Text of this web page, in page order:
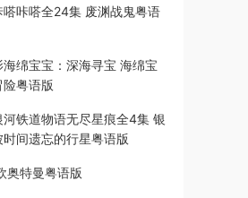
咔嗒全24集 废渊战鬼粤语
绵宝宝：深海寻宝 海绵宝
粤语版
铁道物语无尽星痕全4集 银
间遗忘的行星粤语版
奥特曼粤语版